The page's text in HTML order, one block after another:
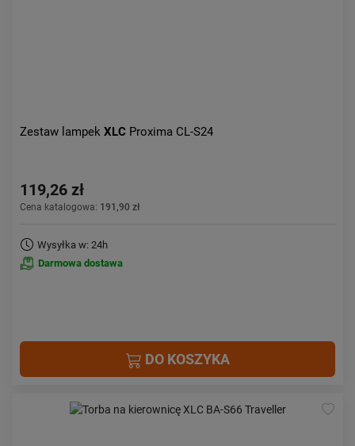
Zestaw lampek XLC Proxima CL-S24
119,26 zł
Cena katalogowa: 191,90 zł
Wysyłka w: 24h
Darmowa dostawa
DO KOSZYKA